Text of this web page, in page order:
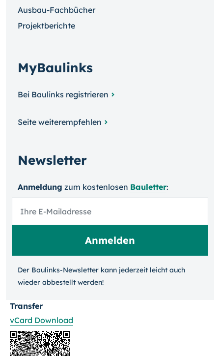
Ausbau-Fachbücher
Projektberichte
MyBaulinks
Bei Baulinks registrieren
Seite weiterempfehlen
Newsletter
Anmeldung zum kosten­losen Bauletter:
Der Baulinks-Newsletter kann jeder­zeit leicht auch
wieder ab­bestellt werden!
Transfer
vCard Download